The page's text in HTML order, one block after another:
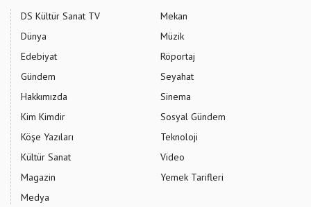
DS Kültür Sanat TV
Dünya
Edebiyat
Gündem
Hakkımızda
Kim Kimdir
Köşe Yazıları
Kültür Sanat
Magazin
Medya
Mekan
Müzik
Röportaj
Seyahat
Sinema
Sosyal Gündem
Teknoloji
Video
Yemek Tarifleri